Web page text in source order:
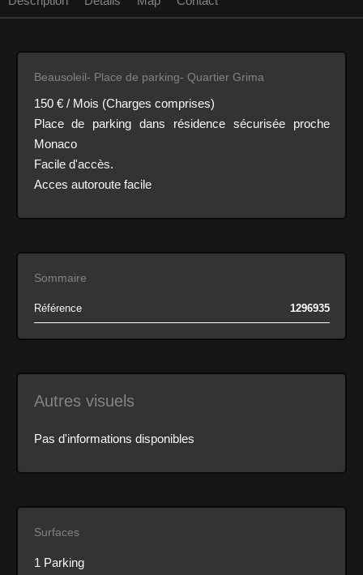
Beausoleil- Place de parking- Quartier Grima
150 € / Mois (Charges comprises)
Place de parking dans résidence sécurisée proche
Monaco
Facile d'accès.
Acces autoroute facile
Sommaire
Référence 1296935
Autres visuels
Pas d'informations disponibles
Surfaces
1 Parking